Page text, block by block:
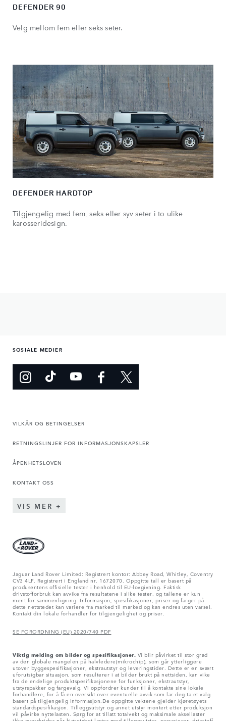
DEFENDER 90
Velg mellom fem eller seks seter.
DEFENDER HARDTOP
Tilgjengelig med fem, seks eller syv seter i to ulike
karosseridesign.
SOSIALE MEDIER
VILKÅR OG BETINGELSER
RETNINGSLINJER FOR INFORMASJONSKAPSLER
ÅPENHETSLOVEN
KONTAKT OSS
VIS MER
Jaguar Land Rover Limited: Registrert kontor: Abbey Road, Whitley, Coventry
CV3 4LF. Registrert i England nr. 1672070. Oppgitte tall er basert på
produsentens offisielle tester i henhold til EU-lovgivning. Faktisk
drivstofforbruk kan avvike fra resultatene i slike tester, og tallene er kun
ment for sammenligning. Informasjon, spesifikasjoner, priser og farger på
dette nettstedet kan variere fra marked til marked og kan endres uten varsel.
Kontakt din lokale forhandler for tilgjengelighet og priser.
SE FORORDNING (EU) 2020/740 PDF
Viktig melding om bilder og spesifikasjoner. Vi blir påvirket til stor grad
av den globale mangelen på halvledere(mikrochip), som går ytterliggere
utover byggespesifikasjoner, ekstrautstyr og leveringstider. Dette er en svært
uforutsigbar situasjon, som resulterer i at bilder brukt på nettsiden, kan vike
fra de endelige produktspesifikasjonene for funksjoner, ekstrautstyr,
utstyrspakker og fargevalg. Vi oppfordrer kunder til å kontakte sine lokale
forhandlere, for å få en oversikt over eventuelle avvik som lar deg ta et valg
basert på tilgjengelig informasjon.De oppgitte vektene gjelder kjøretøyets
standardspesifikasjon. Tilleggsutstyr og annet utstyr montert etter produksjon
vil påvirke nyttelasten. Sørg for at tillatt totalvekt og maksimale aksellaster